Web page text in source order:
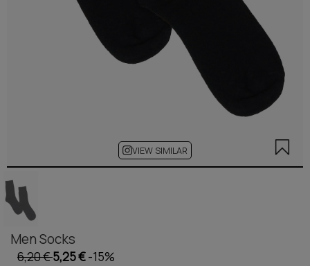
VIEW SIMILAR
Men Socks
6,20 €5,25 €-15%